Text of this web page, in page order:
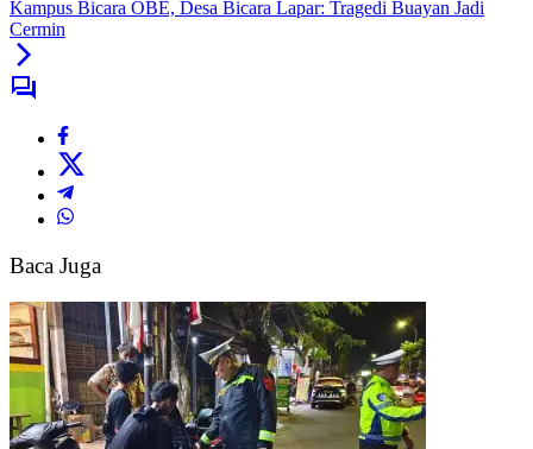
Penyintas
Dapat
Perlindungan
dan
Pendampingan
Tragedi
Pilu
Kebumen
Kampus Bicara OBE, Desa Bicara Lapar: Tragedi Buayan Jadi
Cermin
Baca Juga